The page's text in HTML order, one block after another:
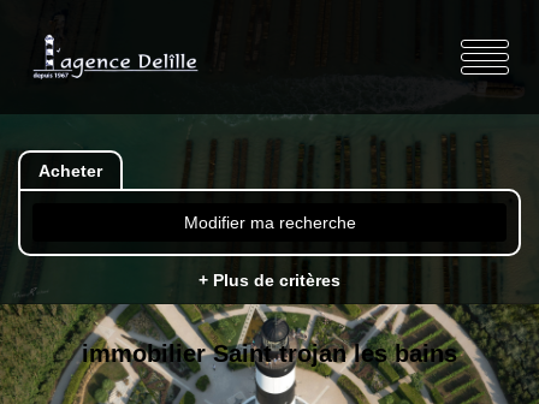
Acheter
Modifier ma recherche
+ Plus de critères
immobilier Saint trojan les bains